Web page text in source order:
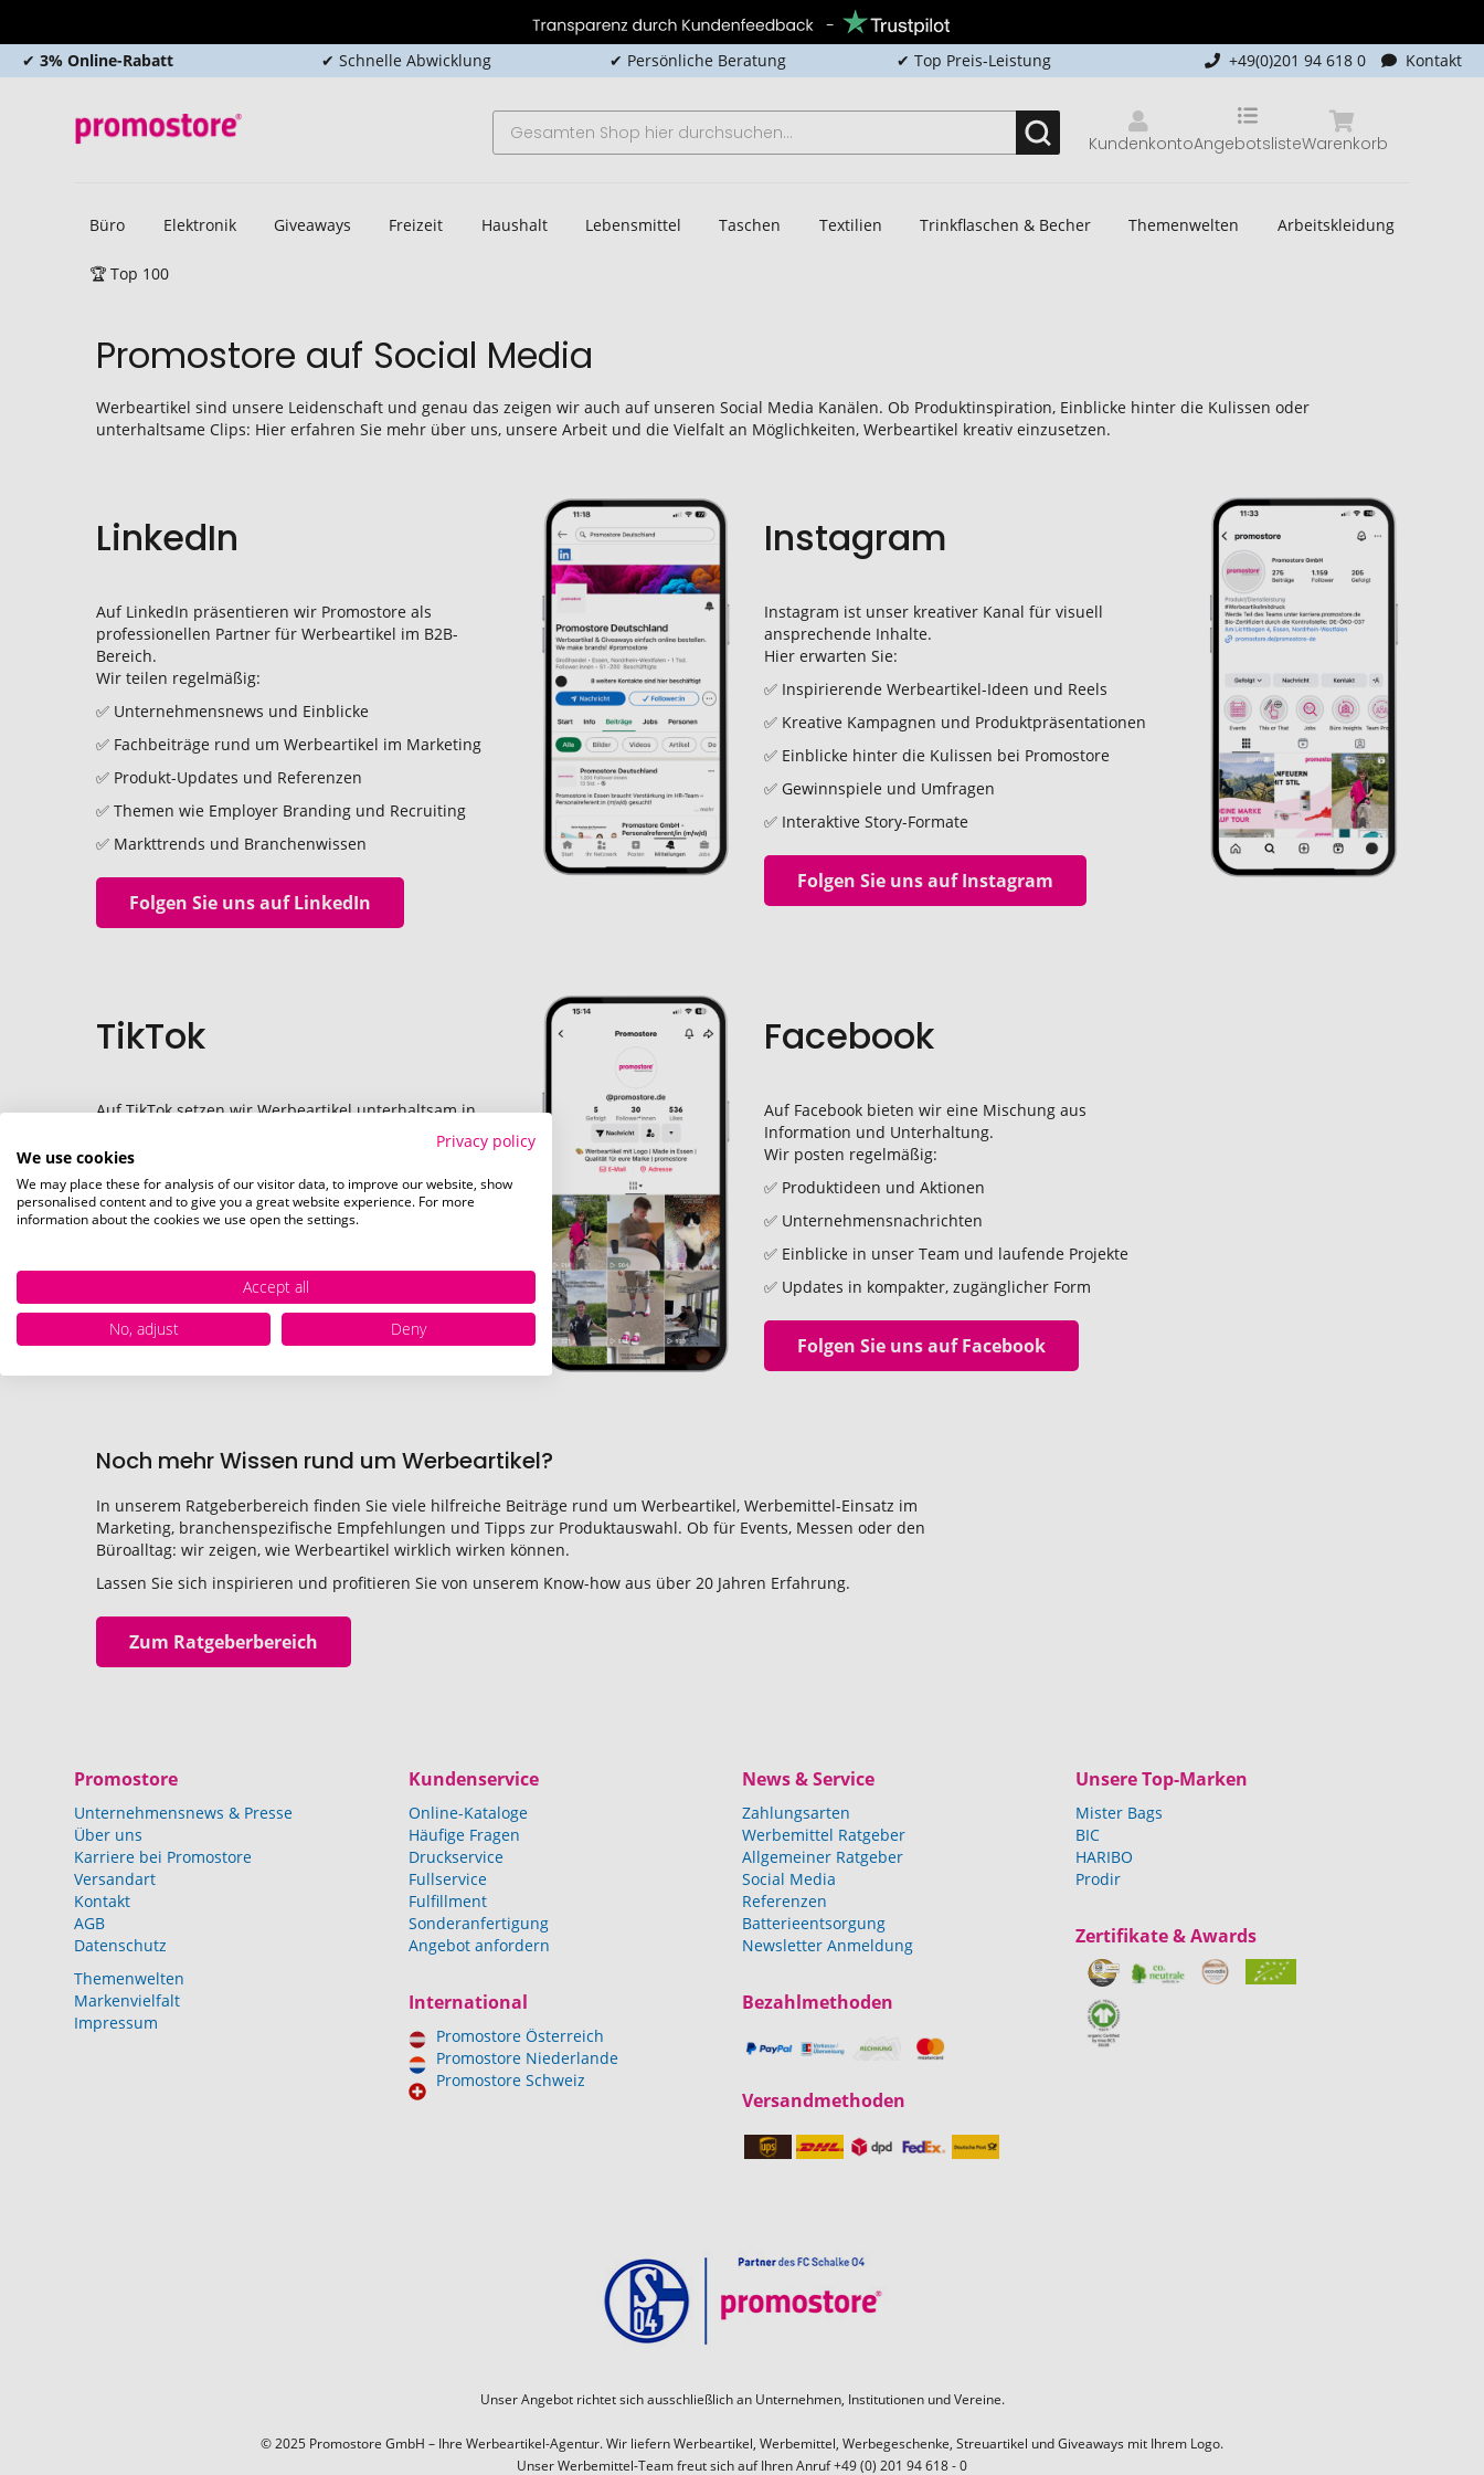
✔ 3% Online-Rabatt ✔ Schnelle Abwicklung ✔ Persönliche Beratung ✔ Top Preis-Leistung +49(0)201 94 618 0 Kontakt
Kundenkonto Warenkorb
Angebotsliste
Büro Elektronik Giveaways Freizeit Haushalt Lebensmittel Taschen Textilien Trinkflaschen & Becher Themenwelten Arbeitskleidung
🏆 Top 100
Promostore auf Social Media
Werbeartikel sind unsere Leidenschaft und genau das zeigen wir auch auf unseren Social Media Kanälen. Ob Produktinspiration, Einblicke hinter die Kulissen oder
unterhaltsame Clips: Hier erfahren Sie mehr über uns, unsere Arbeit und die Vielfalt an Möglichkeiten, Werbeartikel kreativ einzusetzen.
LinkedIn
Auf LinkedIn präsentieren wir Promostore als
professionellen Partner für Werbeartikel im B2B-
Bereich.
Wir teilen regelmäßig:
✅ Unternehmensnews und Einblicke
✅ Fachbeiträge rund um Werbeartikel im Marketing
✅ Produkt-Updates und Referenzen
✅ Themen wie Employer Branding und Recruiting
✅ Markttrends und Branchenwissen
Folgen Sie uns auf LinkedIn
Instagram
Instagram ist unser kreativer Kanal für visuell
ansprechende Inhalte.
Hier erwarten Sie:
✅ Inspirierende Werbeartikel-Ideen und Reels
✅ Kreative Kampagnen und Produktpräsentationen
✅ Einblicke hinter die Kulissen bei Promostore
✅ Gewinnspiele und Umfragen
✅ Interaktive Story-Formate
Folgen Sie uns auf Instagram
TikTok
Auf TikTok setzen wir Werbeartikel unterhaltsam in
Sie finden hier:
✅ Trendige Kurzvideos und kreative Ideen
✅ Produktvorstellungen in lockerer Form
✅ Content mit hohem Unterhaltungswert
Folgen Sie uns auf TikTok
Facebook
Auf Facebook bieten wir eine Mischung aus
Information und Unterhaltung.
Wir posten regelmäßig:
✅ Produktideen und Aktionen
✅ Unternehmensnachrichten
✅ Einblicke in unser Team und laufende Projekte
✅ Updates in kompakter, zugänglicher Form
Folgen Sie uns auf Facebook
Noch mehr Wissen rund um Werbeartikel?
In unserem Ratgeberbereich finden Sie viele hilfreiche Beiträge rund um Werbeartikel, Werbemittel-Einsatz im
Marketing, branchenspezifische Empfehlungen und Tipps zur Produktauswahl. Ob für Events, Messen oder den
Büroalltag: wir zeigen, wie Werbeartikel wirklich wirken können.
Lassen Sie sich inspirieren und profitieren Sie von unserem Know-how aus über 20 Jahren Erfahrung.
Zum Ratgeberbereich
Promostore
Unternehmensnews & Presse
Über uns
Karriere bei Promostore
Versandart
Kontakt
AGB
Datenschutz
Themenwelten
Markenvielfalt
Impressum
Kundenservice
Online-Kataloge
Häufige Fragen
Druckservice
Fullservice
Fulfillment
Sonderanfertigung
Angebot anfordern
International
Promostore Österreich
Promostore Niederlande
Promostore Schweiz
News & Service
Zahlungsarten
Werbemittel Ratgeber
Allgemeiner Ratgeber
Social Media
Referenzen
Batterieentsorgung
Newsletter Anmeldung
Bezahlmethoden
Versandmethoden
Unsere Top-Marken
Mister Bags
BIC
HARIBO
Prodir
Zertifikate & Awards
Unser Angebot richtet sich ausschließlich an Unternehmen, Institutionen und Vereine.
© 2025 Promostore GmbH – Ihre Werbeartikel-Agentur. Wir liefern Werbeartikel, Werbemittel, Werbegeschenke, Streuartikel und Giveaways mit Ihrem Logo.
Unser Werbemittel-Team freut sich auf Ihren Anruf +49 (0) 201 94 618 - 0
Privacy policy
We use cookies
We may place these for analysis of our visitor data, to improve our website, show
personalised content and to give you a great website experience. For more
information about the cookies we use open the settings.
Accept all
No, adjust
Deny